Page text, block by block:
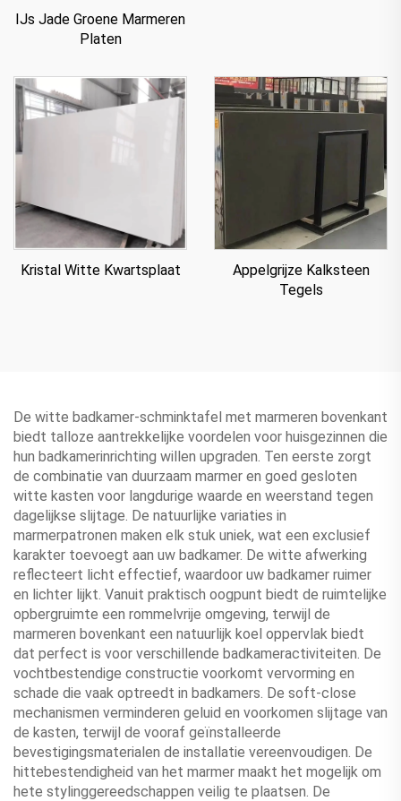
IJs Jade Groene Marmeren
Platen
Kristal Witte Kwartsplaat
Appelgrijze Kalksteen
Tegels
De witte badkamer-schminktafel met marmeren bovenkant
biedt talloze aantrekkelijke voordelen voor huisgezinnen die
hun badkamerinrichting willen upgraden. Ten eerste zorgt
de combinatie van duurzaam marmer en goed gesloten
witte kasten voor langdurige waarde en weerstand tegen
dagelijkse slijtage. De natuurlijke variaties in
marmerpatronen maken elk stuk uniek, wat een exclusief
karakter toevoegt aan uw badkamer. De witte afwerking
reflecteert licht effectief, waardoor uw badkamer ruimer
en lichter lijkt. Vanuit praktisch oogpunt biedt de ruimtelijke
opbergruimte een rommelvrije omgeving, terwijl de
marmeren bovenkant een natuurlijk koel oppervlak biedt
dat perfect is voor verschillende badkameractiviteiten. De
vochtbestendige constructie voorkomt vervorming en
schade die vaak optreedt in badkamers. De soft-close
mechanismen verminderen geluid en voorkomen slijtage van
de kasten, terwijl de vooraf geïnstalleerde
bevestigingsmaterialen de installatie vereenvoudigen. De
hittebestendigheid van het marmer maakt het mogelijk om
hete stylinggereedschappen veilig te plaatsen. De